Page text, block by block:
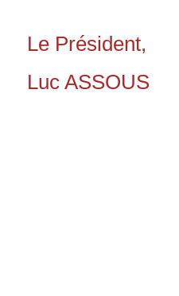
Le Président,
Luc ASSOUS